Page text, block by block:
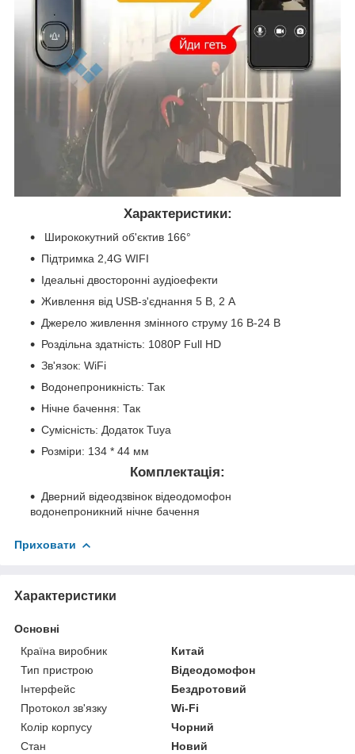
Характеристики:
Ширококутний об'єктив 166°
Підтримка 2,4G WIFI
Ідеальні двосторонні аудіоефекти
Живлення від USB-з'єднання 5 В, 2 А
Джерело живлення змінного струму 16 В-24 В
Роздільна здатність: 1080P Full HD
Зв'язок: WiFi
Водонепроникність: Так
Нічне бачення: Так
Сумісність: Додаток Tuya
Розміри: 134 * 44 мм
Комплектація:
Дверний відеодзвінок відеодомофон
водонепроникний нічне бачення
Приховати
Характеристики
Основні
Країна виробник
Китай
Тип пристрою
Відеодомофон
Інтерфейс
Бездротовий
Протокол зв'язку
Wi-Fi
Колір корпусу
Чорний
Стан
Новий